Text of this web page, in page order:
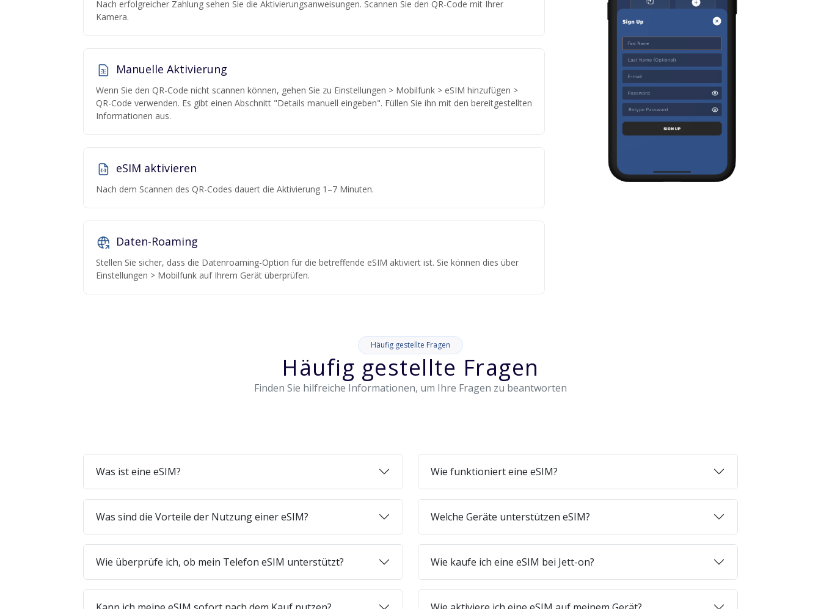
Nach erfolgreicher Zahlung sehen Sie die Aktivierungsanweisungen. Scannen Sie den QR-Code mit Ihrer
Kamera.
Manuelle Aktivierung
Wenn Sie den QR-Code nicht scannen können, gehen Sie zu Einstellungen > Mobilfunk > eSIM hinzufügen >
QR-Code verwenden. Es gibt einen Abschnitt "Details manuell eingeben". Füllen Sie ihn mit den bereitgestellten
Informationen aus.
eSIM aktivieren
Nach dem Scannen des QR-Codes dauert die Aktivierung 1–7 Minuten.
Daten-Roaming
Stellen Sie sicher, dass die Datenroaming-Option für die betreffende eSIM aktiviert ist. Sie können dies über
Einstellungen > Mobilfunk auf Ihrem Gerät überprüfen.
Häufig gestellte Fragen
Häufig gestellte Fragen
Finden Sie hilfreiche Informationen, um Ihre Fragen zu beantworten
Was ist eine eSIM? Wie funktioniert eine eSIM?
Was sind die Vorteile der Nutzung einer eSIM? Welche Geräte unterstützen eSIM?
Wie überprüfe ich, ob mein Telefon eSIM unterstützt? Wie kaufe ich eine eSIM bei Jett-on?